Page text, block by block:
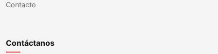
Contacto
Contáctanos